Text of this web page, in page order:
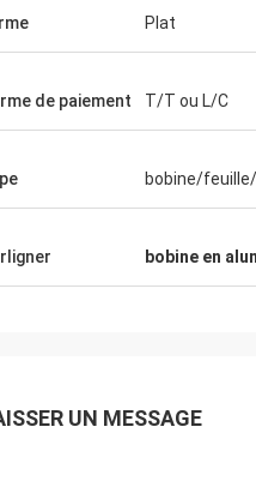
Plat
de paiement T/T ou L/C
bobine/
bobine en
UN MESSAGE